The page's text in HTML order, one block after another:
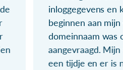
inloggegevens en
beginnen aan
domeinnaam was
aangevraagd.
een tijdje en er is